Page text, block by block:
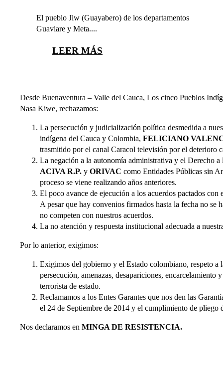
El pueblo Jiw (Guayabero) de los departamentos
Guaviare y Meta....
LEER MÁS
Desde Buenaventura – Valle del Cauca, Los cinco Pueblos
Nasa Kiwe, rechazamos:
La persecución y judicialización política desmedida a
indígena del Cauca y Colombia, FELICIANO
trasmitido por el canal Caracol televisión por el deterioro
La negación a la autonomía administrativa y el Derecho
ACIVA R.P. y ORIVAC como Entidades Públicas sin
proceso se viene realizando años anteriores.
El poco avance de ejecución a los acuerdos pactados
A pesar que hay convenios firmados hasta la fecha no
no competen con nuestros acuerdos.
La no atención y respuesta institucional adecuada a
Por lo anterior, exigimos:
Exigimos del gobierno y el Estado colombiano, respeto
persecución, amenazas, desapariciones,
terrorista de estado.
Reclamamos a los Entes Garantes que nos den las
el 24 de Septiembre de 2014 y el cumplimiento de pliego
Nos declaramos en MINGA DE RESISTENCIA.